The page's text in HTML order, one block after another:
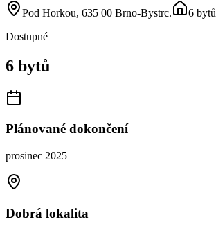
Pod Horkou, 635 00 Brno-Bystrc. 6 bytů
Dostupné
6 bytů
Plánované dokončení
prosinec 2025
Dobrá lokalita